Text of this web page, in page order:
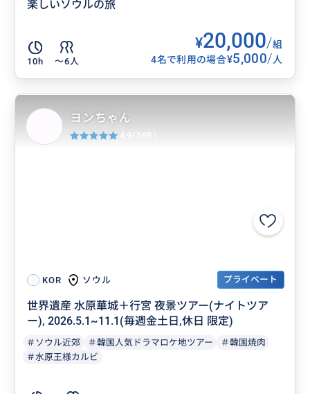
楽しいソウルの旅
10h 〜6人
¥20,000/組
4名で利用の場合¥5,000/人
KOR ソウル プライベート
世界遺産 水原華城＋行宮 夜景ツアー(ナイトツア
ー), 2026.5.1~11.1(毎週金土日,休日 限定)
＃ソウル近郊 ＃韓国人気ドラマロケ地ツアー
＃韓国焼肉
＃水原王様カルビ
ヨンちゃん
4.9 (34件)